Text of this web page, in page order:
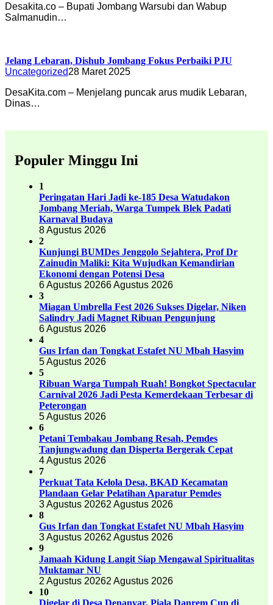
Desakita.co – Bupati Jombang Warsubi dan Wabup
Salmanudin…
Jelang Lebaran, Dishub Jombang Fokus Perbaiki PJU
Uncategorized28 Maret 2025
DesaKita.com – Menjelang puncak arus mudik Lebaran,
Dinas…
Populer Minggu Ini
1
Peringatan Hari Jadi ke-185 Desa Watudakon
Jombang Meriah, Warga Tumpek Blek Padati
Karnaval Budaya
8 Agustus 2026
2
Kunjungi BUMDes Jenggolo Sejahtera, Prof Dr
Zainudin Maliki: Kita Wujudkan Kemandirian
Ekonomi dengan Potensi Desa
6 Agustus 20266 Agustus 2026
3
Miagan Umbrella Fest 2026 Sukses Digelar, Niken
Salindry Jadi Magnet Ribuan Pengunjung
6 Agustus 2026
4
Gus Irfan dan Tongkat Estafet NU Mbah Hasyim
5 Agustus 2026
5
Ribuan Warga Tumpah Ruah! Bongkot Spectacular
Carnival 2026 Jadi Pesta Kemerdekaan Terbesar di
Peterongan
5 Agustus 2026
6
Petani Tembakau Jombang Resah, Pemdes
Tanjungwadung dan Disperta Bergerak Cepat
4 Agustus 2026
7
Perkuat Tata Kelola Desa, BKAD Kecamatan
Plandaan Gelar Pelatihan Aparatur Pemdes
3 Agustus 20262 Agustus 2026
8
Gus Irfan dan Tongkat Estafet NU Mbah Hasyim
3 Agustus 20262 Agustus 2026
9
Jamaah Kidung Langit Siap Mengawal Spiritualitas
Muktamar NU
2 Agustus 20262 Agustus 2026
10
Digelar di Desa Denanyar, Piala Danrem Cup di